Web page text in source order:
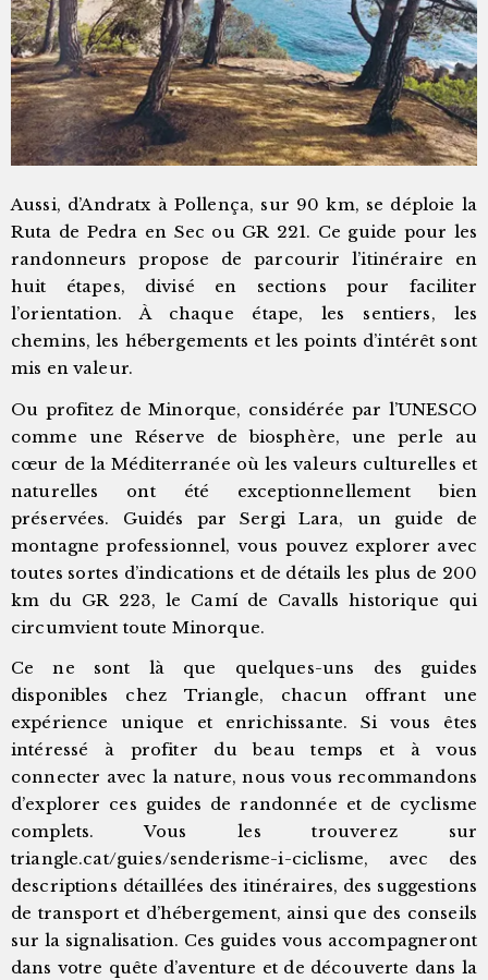
Aussi, d’Andratx à Pollença, sur 90 km, se déploie la
Ruta de Pedra en Sec ou GR 221. Ce guide pour les
randonneurs propose de parcourir l’itinéraire en
huit étapes, divisé en sections pour faciliter
l’orientation. À chaque étape, les sentiers, les
chemins, les hébergements et les points d’intérêt sont
mis en valeur.
Ou profitez de Minorque, considérée par l’UNESCO
comme une Réserve de biosphère, une perle au
cœur de la Méditerranée où les valeurs culturelles et
naturelles ont été exceptionnellement bien
préservées. Guidés par Sergi Lara, un guide de
montagne professionnel, vous pouvez explorer avec
toutes sortes d’indications et de détails les plus de 200
km du GR 223, le Camí de Cavalls historique qui
circumvient toute Minorque.
Ce ne sont là que quelques-uns des guides
disponibles chez Triangle, chacun offrant une
expérience unique et enrichissante. Si vous êtes
intéressé à profiter du beau temps et à vous
connecter avec la nature, nous vous recommandons
d’explorer ces guides de randonnée et de cyclisme
complets. Vous les trouverez sur
triangle.cat/guies/senderisme-i-ciclisme, avec des
descriptions détaillées des itinéraires, des suggestions
de transport et d’hébergement, ainsi que des conseils
sur la signalisation. Ces guides vous accompagneront
dans votre quête d’aventure et de découverte dans la